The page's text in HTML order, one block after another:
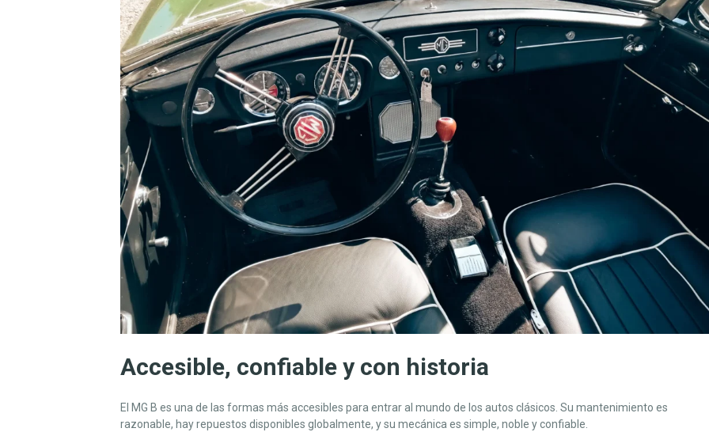
Accesible, confiable y con historia
El MG B es una de las formas más accesibles para entrar al mundo de los autos clásicos. Su mantenimiento es
razonable, hay repuestos disponibles globalmente, y su mecánica es simple, noble y confiable.